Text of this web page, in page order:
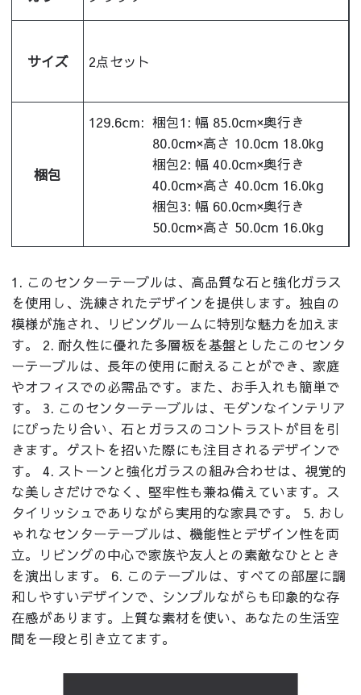
サイズ 2点セット
梱包
129.6cm: 梱包1: 幅 85.0cm×奥行き
80.0cm×高さ 10.0cm 18.0kg
梱包2: 幅 40.0cm×奥行き
40.0cm×高さ 40.0cm 16.0kg
梱包3: 幅 60.0cm×奥行き
50.0cm×高さ 50.0cm 16.0kg
1. このセンターテーブルは、高品質な石と強化ガラス
を使用し、洗練されたデザインを提供します。独自の
模様が施され、リビングルームに特別な魅力を加えま
す。 2. 耐久性に優れた多層板を基盤としたこのセンタ
ーテーブルは、長年の使用に耐えることができ、家庭
やオフィスでの必需品です。また、お手入れも簡単で
す。 3. このセンターテーブルは、モダンなインテリア
にぴったり合い、石とガラスのコントラストが目を引
きます。ゲストを招いた際にも注目されるデザインで
す。 4. ストーンと強化ガラスの組み合わせは、視覚的
な美しさだけでなく、堅牢性も兼ね備えています。ス
タイリッシュでありながら実用的な家具です。 5. おし
ゃれなセンターテーブルは、機能性とデザイン性を両
立。リビングの中心で家族や友人との素敵なひととき
を演出します。 6. このテーブルは、すべての部屋に調
和しやすいデザインで、シンプルながらも印象的な存
在感があります。上質な素材を使い、あなたの生活空
間を一段と引き立てます。